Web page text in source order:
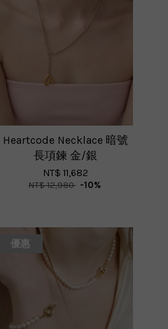
Heartcode Necklace 暗號
長項鍊 金/銀
NT$ 11,682
NT$ 12,980 -10%
優惠